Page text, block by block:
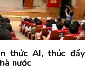
thức AI, thúc đẩy
nước